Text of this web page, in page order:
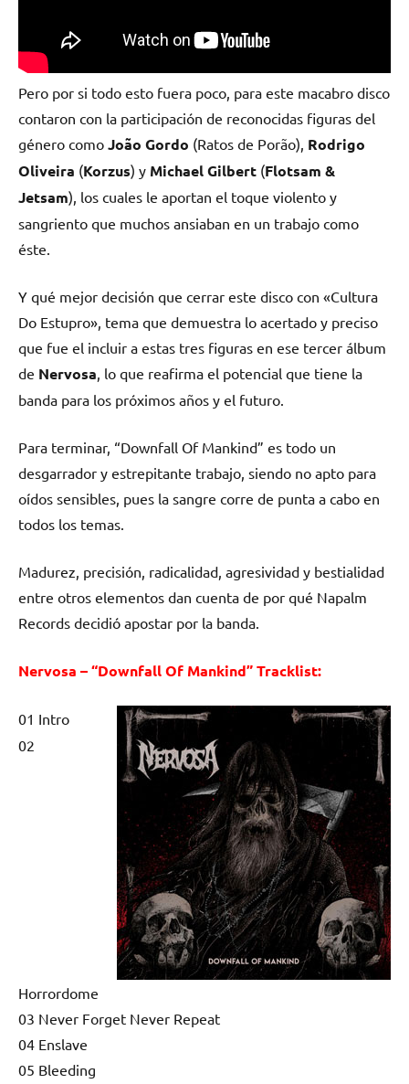
Pero por si todo esto fuera poco, para este macabro disco
contaron con la participación de reconocidas figuras del
género como João Gordo (Ratos de Porão), Rodrigo
Oliveira (Korzus) y Michael Gilbert (Flotsam &
Jetsam), los cuales le aportan el toque violento y
sangriento que muchos ansiaban en un trabajo como
éste.
Y qué mejor decisión que cerrar este disco con «Cultura
Do Estupro», tema que demuestra lo acertado y preciso
que fue el incluir a estas tres figuras en ese tercer álbum
de Nervosa , lo que reafirma el potencial que tiene la
banda para los próximos años y el futuro.
Para terminar, “Downfall Of Mankind” es todo un
desgarrador y estrepitante trabajo, siendo no apto para
oídos sensibles, pues la sangre corre de punta a cabo en
todos los temas.
Madurez, precisión, radicalidad, agresividad y bestialidad
entre otros elementos dan cuenta de por qué Napalm
Records decidió apostar por la banda.
Nervosa – “Downfall Of Mankind” Tracklist:
01 Intro
02
Horrordome
03 Never Forget Never Repeat
04 Enslave
05 Bleeding